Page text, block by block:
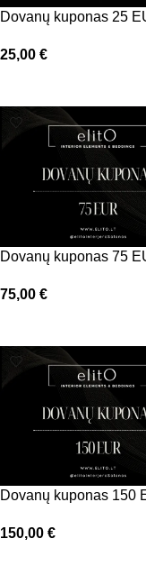
Dovanų kuponas 25
25,00 €
Dovanų kuponas 75
75,00 €
Dovanų kuponas 150
150,00 €